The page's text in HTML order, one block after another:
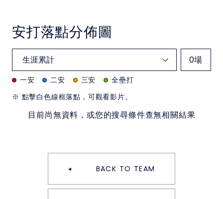
安打落點分佈圖
0場
一安 二安 三安
全壘打
※ 點擊白色線框落點，可觀看影片。
目前尚無資料，或您的搜尋條件查無相關結果
BACK TO TEAM